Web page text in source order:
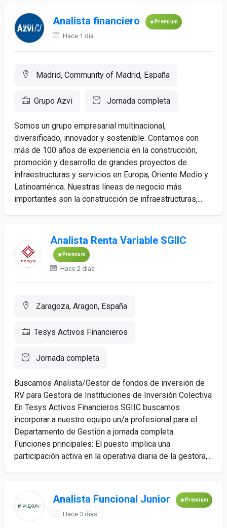
Analista financiero Premium
Hace 1 día
Madrid, Community of Madrid, España
Grupo Azvi Jornada completa
Somos un grupo empresarial multinacional,
diversificado, innovador y sostenible. Contamos con
más de 100 años de experiencia en la construcción,
promoción y desarrollo de grandes proyectos de
infraestructuras y servicios en Europa, Oriente Medio y
Latinoamérica. Nuestras líneas de negocio más
importantes son la construcción de infraestructuras,...
Analista Renta Variable SGIIC
Premium
Hace 2 días
Zaragoza, Aragon, España
Tesys Activos Financieros
Jornada completa
Buscamos Analista/Gestor de fondos de inversión de
RV para Gestora de Instituciones de Inversión Colectiva
En Tesys Activos Financieros SGIIC buscamos
incorporar a nuestro equipo un/a profesional para el
Departamento de Gestión a jornada completa.
Funciones principales: El puesto implica una
participación activa en la operativa diaria de la gestora,...
Analista Funcional Junior Premium
Hace 3 días